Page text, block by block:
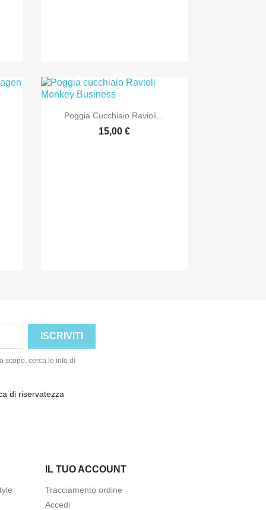
 Anteprima
Poggia Cucchiaio Ravioli...
15,00 €
scopo, cerca le info di
di riservatezza
IL TUO ACCOUNT
Tracciamento ordine
Accedi